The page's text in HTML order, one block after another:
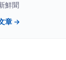
鮮聞
章 →